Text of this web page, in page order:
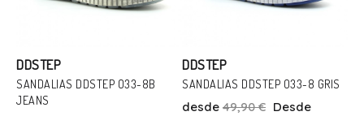
DDSTEP
SANDALIAS DDSTEP O33-8B
JEANS
Talla
DDSTEP
SANDALIAS DDSTEP O33-8 GRIS
desde 49,90 € Desde